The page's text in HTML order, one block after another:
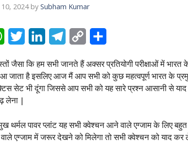
2024 by Subham Kumar
W
a
t
s
p
t
r
n
k
I
l
e
a
p
y
i
n
a
r
जैसा कि हम सभी जानते हैं अक्सर प्रतियोगी परीक्षाओं में
जाता है इसलिए आज मैं आप सभी को कुछ महत्वपूर्ण भारत के
सेट भी दूंगा जिससे आप सभी को यह सारे प्रश्न आसानी से
लेना |
थर्मल पावर प्लांट यह सभी क्वेश्चन आने वाले एग्जाम के लिए
एग्जाम में जरूर देखने को मिलेगा तो सभी क्वेश्चन को याद कर